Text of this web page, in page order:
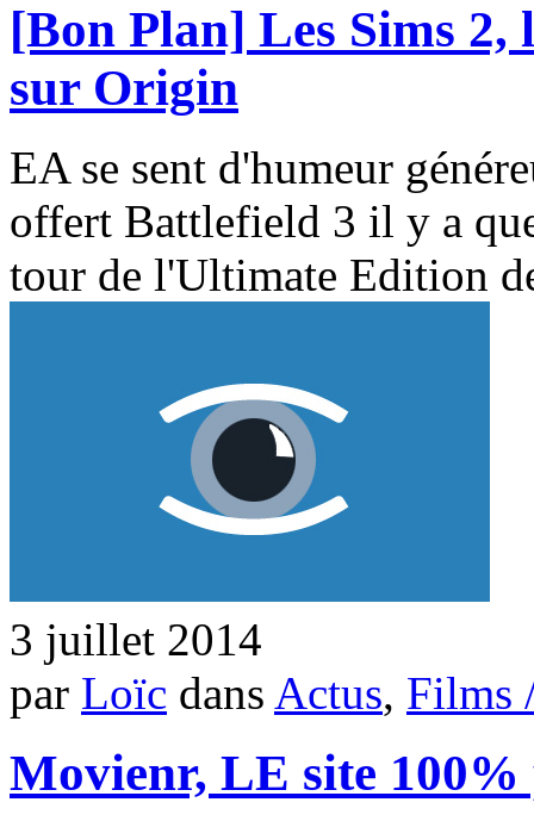
[Bon Plan] Les Sims
sur Origin
EA se sent d'humeur
offert Battlefield 3 il y a
tour de l'Ultimate Edition
3 juillet 2014
par Loïc dans Actus, Films
Movienr, LE site 100%